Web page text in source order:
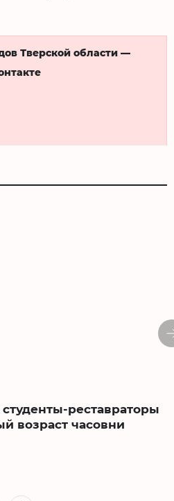
Тверской области —
реставраторы
возраст часовни